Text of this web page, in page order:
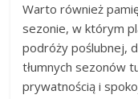
Warto również
sezonie, w którym
podróży poślubnej,
tłumnych sezonów
prywatnością i